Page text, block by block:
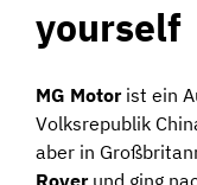
yourself
MG Motorist ein
Volksrepublik
aber in